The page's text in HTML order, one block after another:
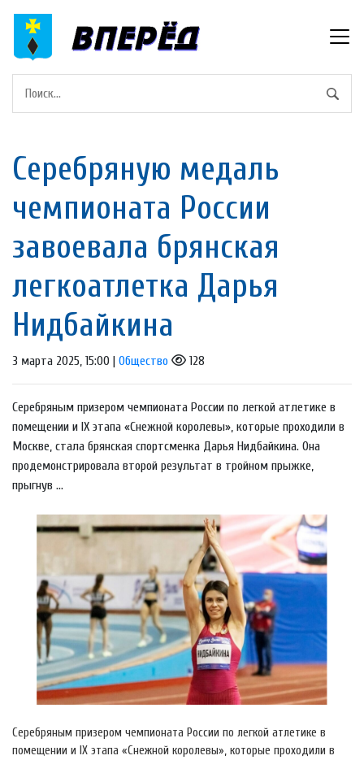
Серебряную медаль
чемпионата России
завоевала брянская
легкоатлетка Дарья
Нидбайкина
3 марта 2025, 15:00 | Общество 128
Серебряным призером чемпионата России по легкой атлетике в
помещении и IX этапа «Снежной королевы», которые проходили в
Москве, стала брянская спортсменка Дарья Нидбайкина. Она
продемонстрировала второй результат в тройном прыжке,
прыгнув ...
Серебряным призером чемпионата России по легкой атлетике в
помещении и IX этапа «Снежной королевы», которые проходили в